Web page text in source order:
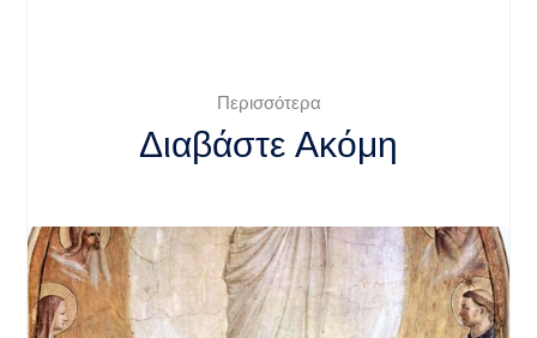
Περισσότερα
Διαβάστε Ακόμη